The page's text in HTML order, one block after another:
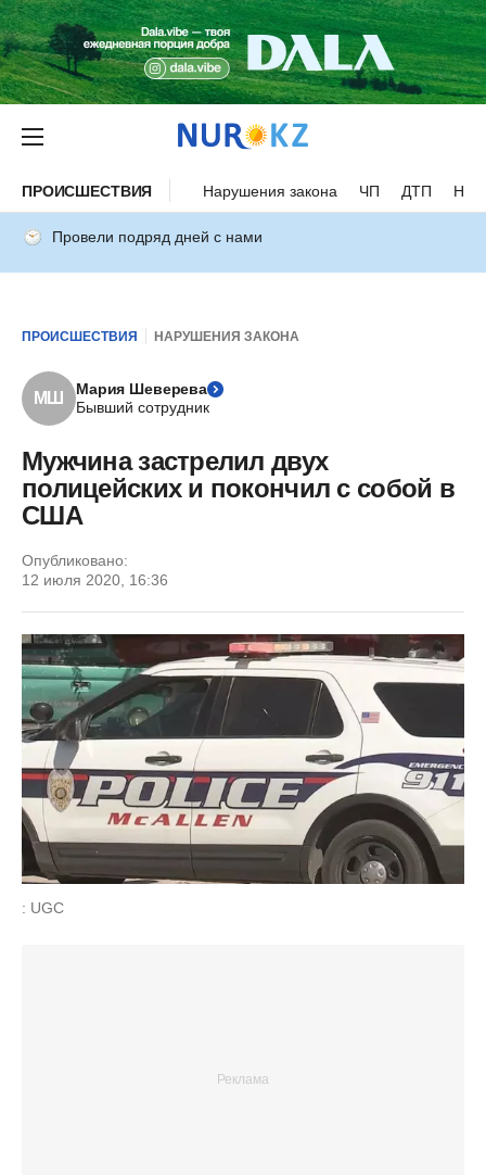
ПРОИСШЕСТВИЯ Нарушения закона ЧП ДТП
Провели подряд дней с нами
ПРОИСШЕСТВИЯ НАРУШЕНИЯ ЗАКОНА
МШ
Мария Шеверева
Бывший сотрудник
Мужчина застрелил двух
полицейских и покончил с собой в
США
Опубликовано:
12 июля 2020, 16:36
: UGC